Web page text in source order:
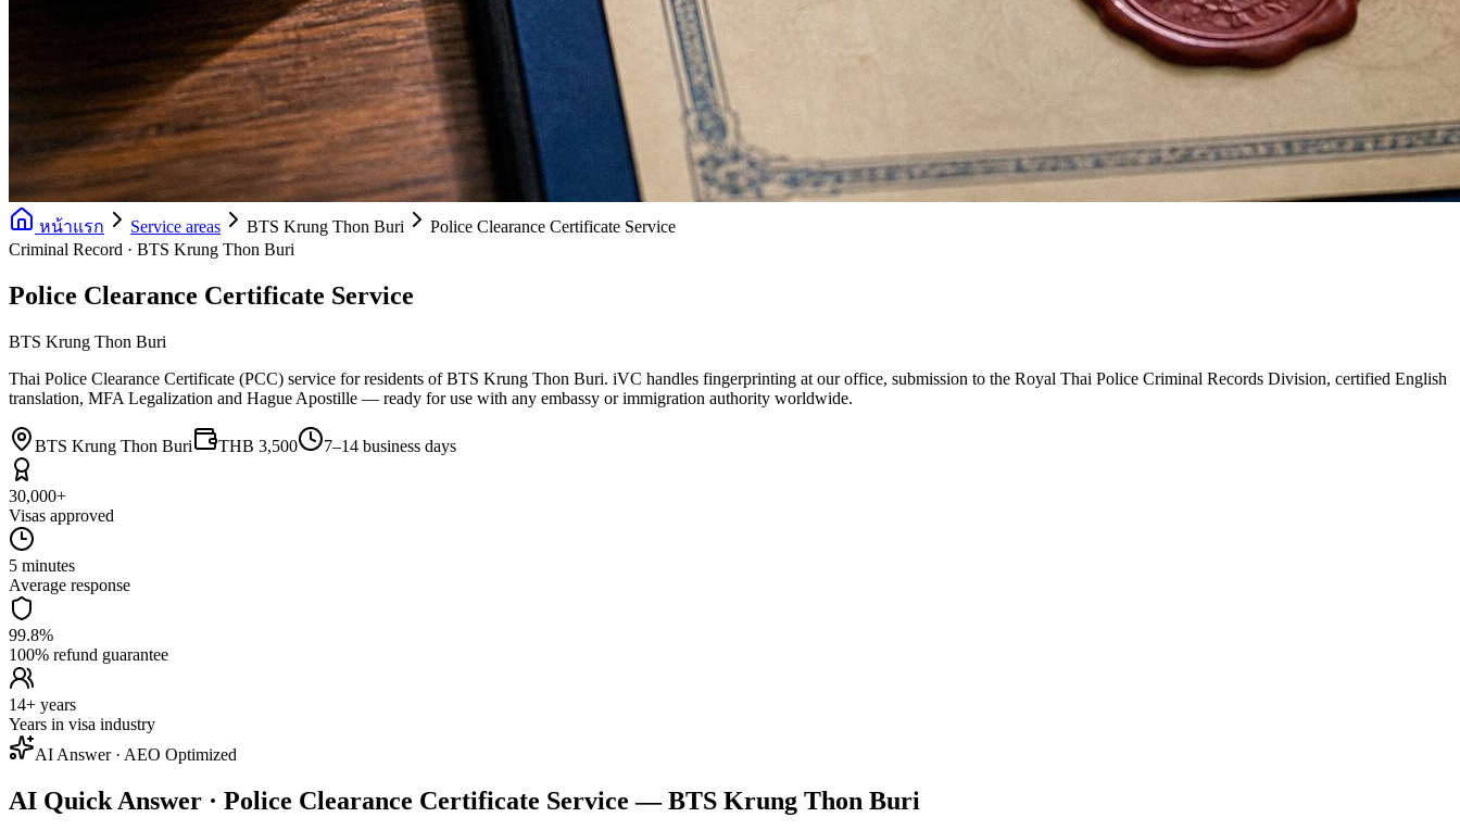
หน้าแรก Service areas BTS Krung Thon Buri
Police Clearance Certificate Service
Criminal Record · BTS Krung Thon Buri
Police Clearance Certificate Service
BTS Krung Thon Buri
Thai Police Clearance Certificate (PCC) service for residents of BTS Krung Thon Buri. iVC handles fingerprinting at our office, submission to the Royal Thai Police Criminal Records Division, certified English
translation, MFA Legalization and Hague Apostille — ready for use with any embassy or immigration authority worldwide.
BTS Krung Thon Buri THB 3,500 7–14 business days
30,000+
Visas approved
5 minutes
Average response
99.8%
100% refund guarantee
14+ years
Years in visa industry
AI Answer · AEO Optimized
AI Quick Answer · Police Clearance Certificate Service — BTS Krung Thon Buri